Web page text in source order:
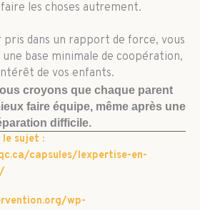
les choses autrement.
dans un rapport de force, vous
base minimale de coopération,
de vos enfants.
croyons que chaque parent
faire équipe, même après une
difficile.
sujet :
capsules/lexpertise-en-
wp-